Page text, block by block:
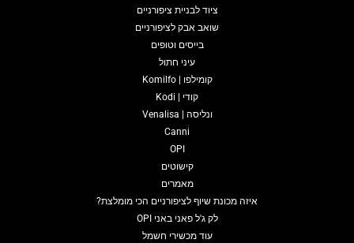
ציוד לבניית ציפורניים
שואב אבק לציפורניים
בייסים וטופים
עיני חתול
קומילפו | Komilfo
קודי | Kodi
ונליסה | Venalisa
Canni
OPI
קישוטים
מאמרים
איזה מכונת שיוף לציפורניים הכי מומלצת?
לק ג'ל פאני באני OPI
עוד מכשירי חשמל